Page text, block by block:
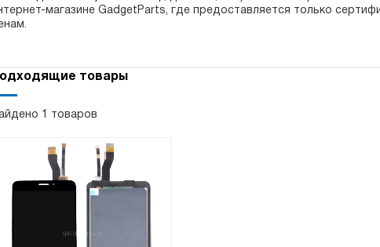
магазине GadgetParts, где предоставляется только
товары
1 товаров